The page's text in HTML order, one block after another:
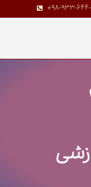
+98-933-644-